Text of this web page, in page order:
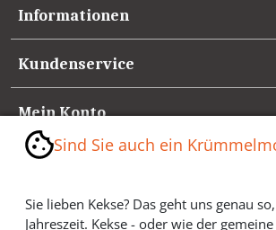
Informationen
Kundenservice
Mein Konto
Referenzen
Medienspiegel &
Sind Sie auch ein
Sie lieben Kekse? Das geht uns genau
Jahreszeit. Kekse - oder wie der